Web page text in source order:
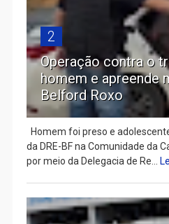
2
Operação contra o
homem e apreende
Belford Roxo
Homem foi preso e
da DRE-BF na Comunidade da
por meio da Delegacia de Re...